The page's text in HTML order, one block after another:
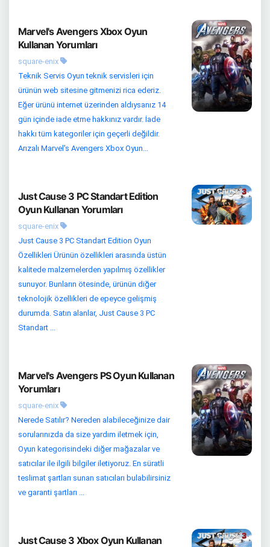
Marvel's Avengers Xbox Oyun
Kullanan Yorumları
square-enix
Teknik Servis Oyun teknik servisleri için
ürünün web sitesine gitmenizi rica ederiz.
Eğer ürünü internet üzerinden aldıysanız 14
gün içinde iade etme hakkınız vardır. İade
hakkı tüm kategoriler için geçerli değildir.
Arızalı Marvel's Avengers Xbox Oyun...
Just Cause 3 PC Standart Edition
Oyun Kullanan Yorumları
square-enix
Just Cause 3 PC Standart Edition Oyun
Özellikleri Ürünün özellikleri arasında üstün
kalitede malzemelerden yapılmış özellikler
sunuyor. Bunların ötesinde, ürünün diğer
teknolojik özellikleri de epeyce gelişmiş
durumda. Satın alanlar, Just Cause 3 PC
Standart ...
Marvel's Avengers PS Oyun Kullanan
Yorumları
square-enix
Nerede Satılır? Nereden alabileceğinize dair
sorularınızda da size yardım iletmek için,
Oyun kategorisindeki diğer mağazalar ve
satıcılar ile ilgili bilgiler iletiyoruz. En süratli
teslimat şartları sunan satıcıları bulabilirsiniz
ve garanti şartları ...
Just Cause 3 Xbox Oyun Kullanan